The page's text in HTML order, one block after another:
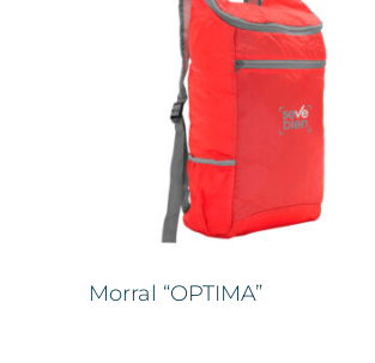
Morral “OPTIMA”